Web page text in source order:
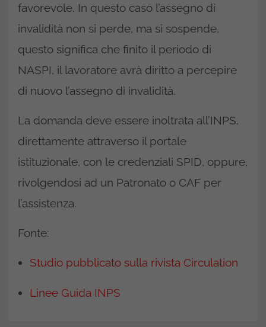
favorevole. In questo caso l’assegno di
invalidità non si perde, ma si sospende,
questo significa che finito il periodo di
NASPI, il lavoratore avrà diritto a percepire
di nuovo l’assegno di invalidità.
La domanda deve essere inoltrata all’INPS,
direttamente attraverso il portale
istituzionale, con le credenziali SPID, oppure,
rivolgendosi ad un Patronato o CAF per
l’assistenza.
Fonte:
Studio pubblicato sulla rivista Circulation
Linee Guida INPS